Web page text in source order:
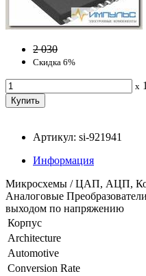
2 030
Скидка 6%
x
Артикул: si-921941
Информация
Микросхемы / ЦАП, АЦП,
Аналоговые
выходом по напряжению
Корпус
Architecture
Automotive
Conversion Rate